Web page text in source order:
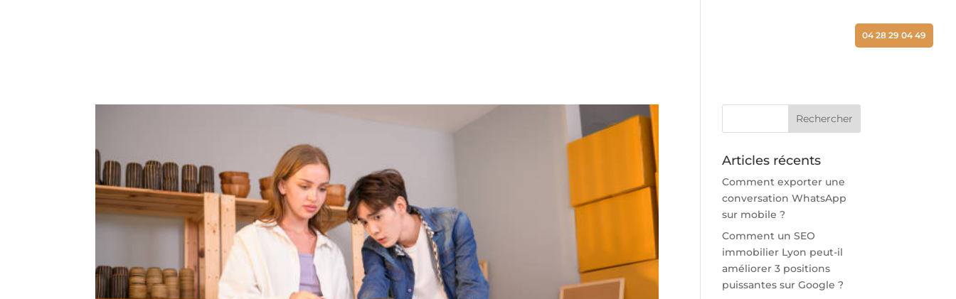
04 28 29 04 49
Articles récents
Comment exporter une
conversation WhatsApp
sur mobile ?
Comment un SEO
immobilier Lyon peut-il
améliorer 3 positions
puissantes sur Google ?